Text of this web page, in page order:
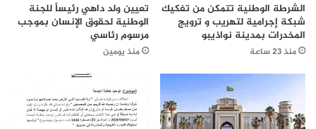
الشرطة الوطنية تتمكن من تفكيك
شبكة إجرامية لتهريب و ترويج
المخدرات بمدينة نواذيبو
منذ 23 ساعة
تعيين ولد داهي رئيساً للجنة
الوطنية لحقوق الإنسان بموجب
مرسوم رئاسي
منذ يومين